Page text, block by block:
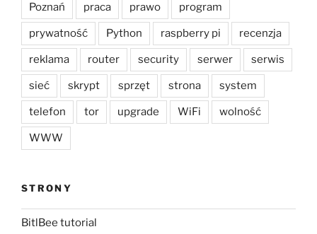
Poznań praca prawo program
prywatność Python raspberry pi recenzja
reklama router security serwer serwis
sieć skrypt sprzęt strona system
telefon tor upgrade WiFi wolność
WWW
STRONY
BitlBee tutorial